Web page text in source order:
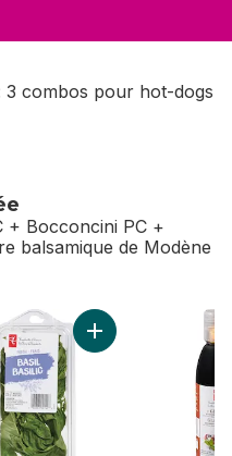
3 combos pour hot-dogs
+ Bocconcini PC +
balsamique de Modène
au panierAjouter Basil Frais